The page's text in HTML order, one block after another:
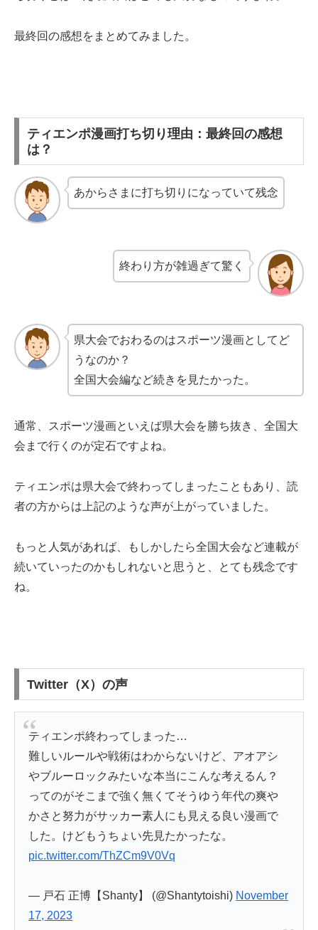
最終回の感想をまとめてみました。
ティエンポ漫画打ち切り理由：最終回の感想
は？
あからさまに打ち切りになっていて残念
終わり方が雑過ぎて驚く
県大会でおわるのはスポーツ漫画としてど
うなのか？
全国大会編など続きを見たかった。
通常、スポーツ漫画といえば県大会を勝ち抜き、全国大
会まで行くのが定石ですよね。
ティエンポは県大会で終わってしまったこともあり、読
者の方からは上記のような声が上がっていました。
もっと人気があれば、もしかしたら全国大会など連載が
続いていったのかもしれないと思うと、とても残念です
ね。
Twitter（X）の声
ティエンポ終わってしまった…
難しいルールや戦術はわからないけど、アオアシ
やブルーロックみたいな本当にこんな考えるん？
ってのがそこまで強く無くてそうゆう年代の爽や
かさと努力がサッカー素人にも見える良い漫画で
した。けどもうちょい先見たかったな。
pic.twitter.com/ThZCm9V0Vq
— 戸石 正博【Shanty】 (@Shantytoishi) November
17, 2023